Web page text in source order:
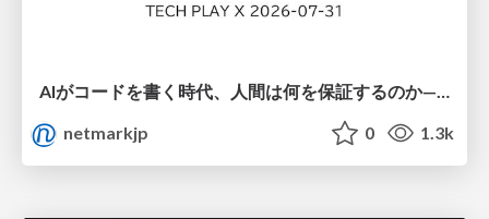
AIがコードを書く時代、人間は何を保証するのか———馬場さんと考える、開発者に求められる新しい責任と価値 - TECH PLAY
netmarkjp
0 1.3k